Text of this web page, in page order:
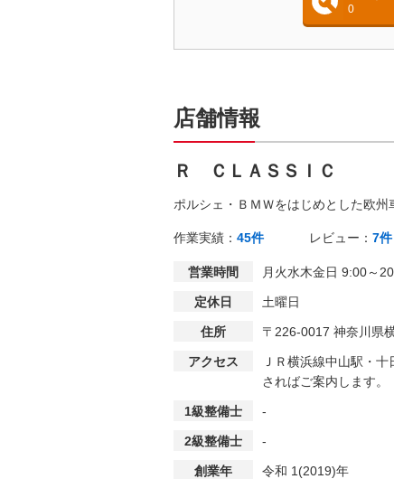
0
店舗情報
Ｒ ＣＬＡＳＳＩＣ
ポルシェ・ＢＭＷをはじめとした欧
作業実績： 45件 レビュー： 7件
営業時間 月火水木金日 9:00～
定休日 土曜日
住所 〒226-0017 神奈川県
アクセス
ＪＲ横浜線中山駅・
さればご案内します。
1級整備士 -
2級整備士 -
創業年 令和 1(2019)年